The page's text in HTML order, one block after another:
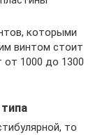
которыми
винтом стоит
1000 до 1300
то